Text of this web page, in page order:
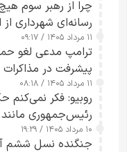
چرا از رهبر سوم
رسانه‌ای شهرداری
جاسوسی گفت
۱۱ مرداد ۱۴۰۵ / ۰۹:۱۷
پیشرفت در مذاکرات
۱۱ مرداد ۱۴۰۵ / ۰۸:۱۸
روبیو: فکر نمی‌کنم
رئیس‌جمهوری مانند
کسی که واقعاً دست
۱۰ مرداد ۱۴۰۵ / ۱۹:۲۹